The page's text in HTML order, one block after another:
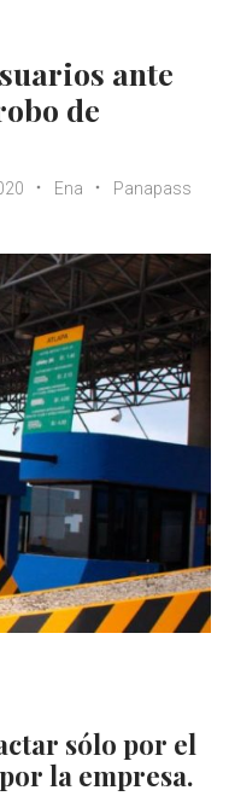
ante
de
Ena
Panapass
sólo por el
la empresa.